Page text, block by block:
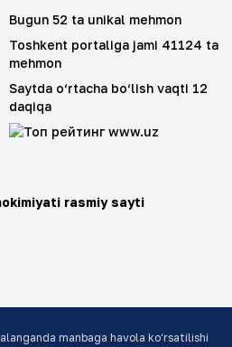
rasmiy sayti
Bugun 52 ta unikal mehmon
Toshkent portaliga jami 41124 ta
mehmon
Saytda o‘rtacha bo‘lish vaqti 12
daqiqa
manbaga havola ko‘rsatilishi